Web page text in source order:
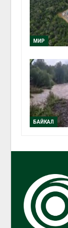
МИР
БАЙКАЛ